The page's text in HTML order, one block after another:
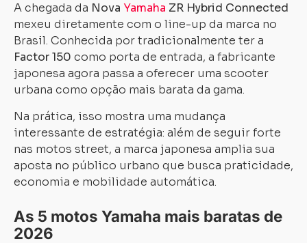
A chegada da Nova Yamaha ZR Hybrid Connected
mexeu diretamente com o line-up da marca no
Brasil. Conhecida por tradicionalmente ter a
Factor 150 como porta de entrada, a fabricante
japonesa agora passa a oferecer uma scooter
urbana como opção mais barata da gama.
Na prática, isso mostra uma mudança
interessante de estratégia: além de seguir forte
nas motos street, a marca japonesa amplia sua
aposta no público urbano que busca praticidade,
economia e mobilidade automática.
As 5 motos Yamaha mais baratas de
2026